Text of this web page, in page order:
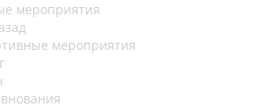
мероприятия
мероприятия